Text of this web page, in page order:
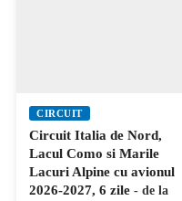
CIRCUIT
Circuit Italia de Nord,
Lacul Como si Marile
Lacuri Alpine cu avionul
2026-2027, 6 zile - de la